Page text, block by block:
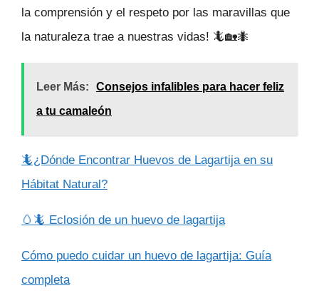
la comprensión y el respeto por las maravillas que
la naturaleza trae a nuestras vidas! 🦎🏡🐜
Leer Más:
Consejos infalibles para hacer feliz
a tu camaleón
🦎¿Dónde Encontrar Huevos de Lagartija en su
Hábitat Natural?
🥚🦎 Eclosión de un huevo de lagartija
Cómo puedo cuidar un huevo de lagartija: Guía
completa